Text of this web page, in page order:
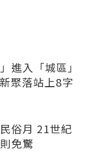
進入「城區」
聚落站上8字
俗月 21世紀
免驚